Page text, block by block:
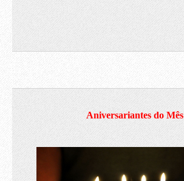
Aniversariantes do Mês